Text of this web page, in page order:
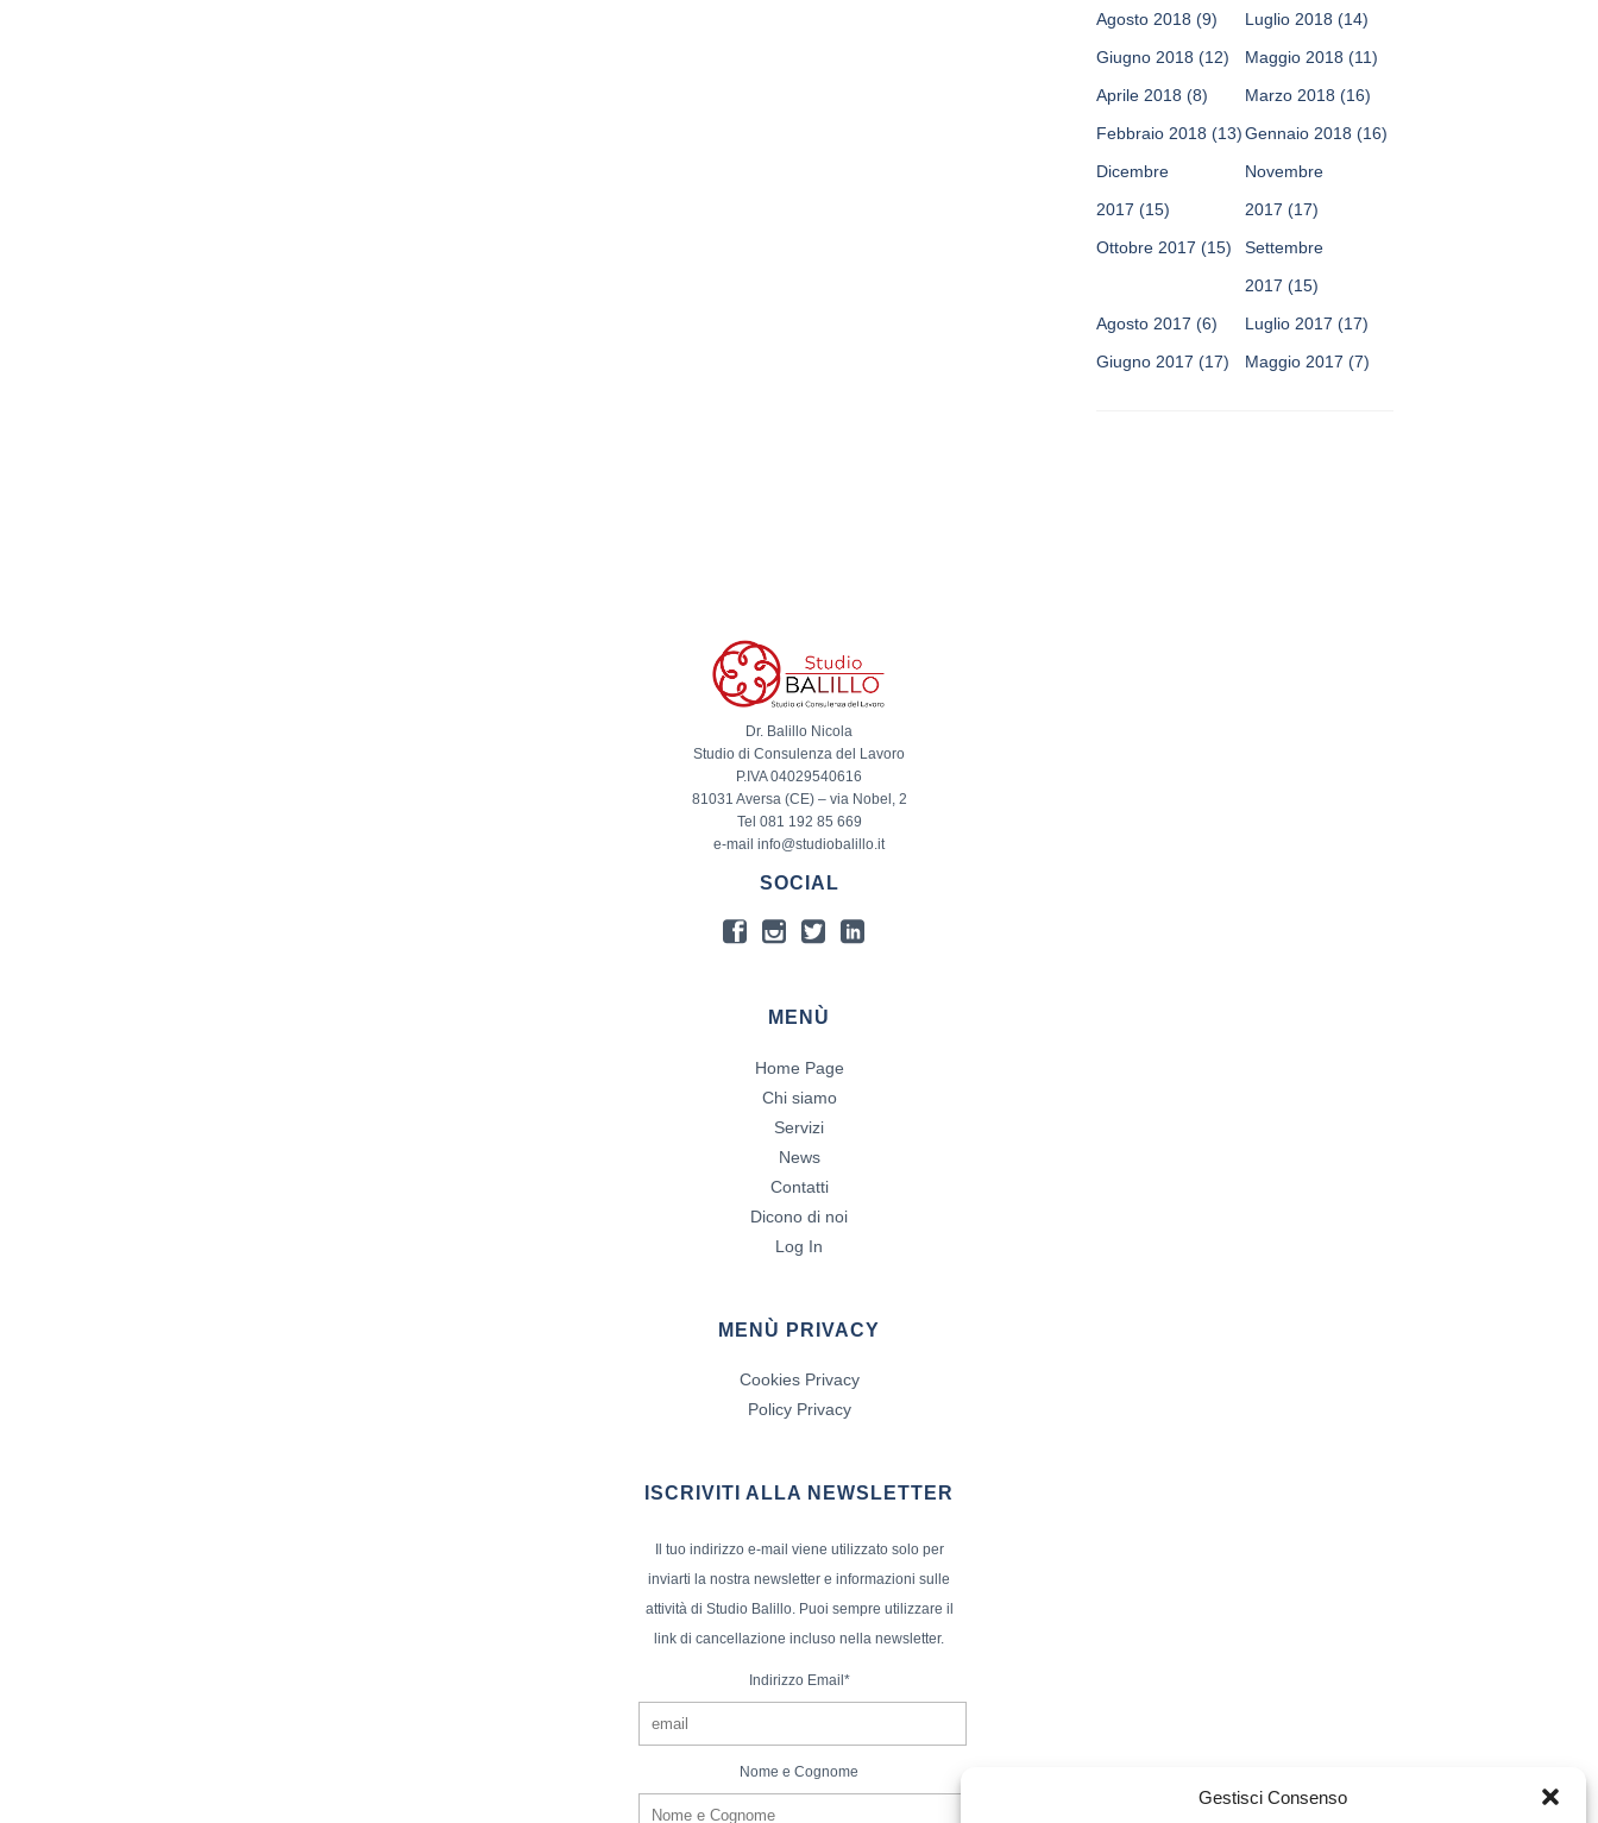
Gestisci Consenso
Agosto 2018 (9) Luglio 2018 (14)
Giugno 2018 (12) Maggio 2018 (11)
Aprile 2018 (8) Marzo 2018 (16)
Febbraio 2018 (13)Gennaio 2018 (16)
Dicembre
2017 (15)
Novembre
2017 (17)
Ottobre 2017 (15)
Settembre
2017 (15)
Agosto 2017 (6) Luglio 2017 (17)
Giugno 2017 (17) Maggio 2017 (7)
Dr. Balillo Nicola
Studio di Consulenza del Lavoro
P.IVA 04029540616
81031 Aversa (CE) – via Nobel, 2
Tel 081 192 85 669
e-mail info@studiobalillo.it
SOCIAL
MENÙ
Home Page
Chi siamo
Servizi
News
Contatti
Dicono di noi
Log In
MENÙ PRIVACY
Cookies Privacy
Policy Privacy
ISCRIVITI ALLA NEWSLETTER
Il tuo indirizzo e-mail viene utilizzato solo per
inviarti la nostra newsletter e informazioni sulle
attività di Studio Balillo. Puoi sempre utilizzare il
link di cancellazione incluso nella newsletter.
Indirizzo Email*
Nome e Cognome